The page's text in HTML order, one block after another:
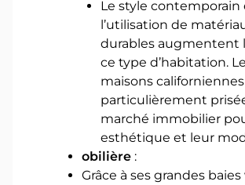
Le style contemporain
l’utilisation de
durables augmentent
ce type d’habitation.
maisons
particulièrement
marché immobilier
esthétique et leur
obilière :
Grâce à ses grandes